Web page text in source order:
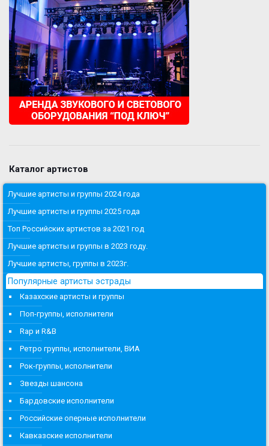
Каталог артистов
Лучшие артисты и группы 2024 года
Лучшие артисты и группы 2025 года
Топ Российских артистов за 2021 год
Лучшие артисты и группы в 2023 году.
Лучшие артисты, группы в 2023г.
Популярные артисты эстрады
Казахские артисты и группы
Поп-группы, исполнители
Rap и R&B
Ретро группы, исполнители, ВИА
Рок-группы, исполнители
Звезды шансона
Бардовские исполнители
Российские оперные исполнители
Кавказские исполнители